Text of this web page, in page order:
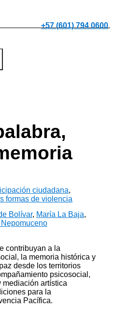
+57 (601) 794 0600
ciudadana,
formas de violencia
Bolívar, María La Baja,
contribuyan a la
la memoria histórica y
desde los territorios
psicosocial,
mediación artística
para la
Pacífica.